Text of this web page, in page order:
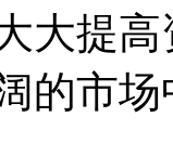
大提
的市